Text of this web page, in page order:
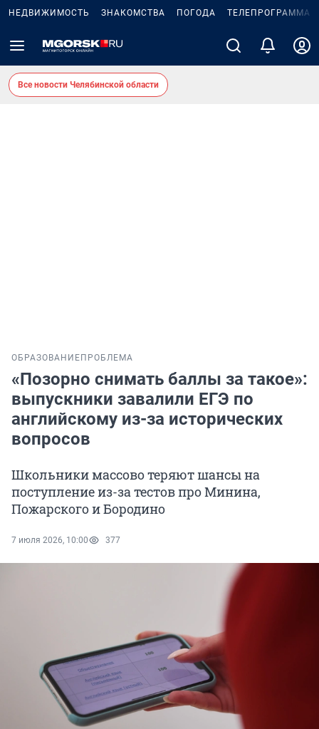
НЕДВИЖИМОСТЬ ЗНАКОМСТВА ПОГОДА ТЕЛЕПРОГРАММА
Все новости Челябинской области
ОБРАЗОВАНИЕ ПРОБЛЕМА
«Позорно снимать баллы за такое»:
выпускники завалили ЕГЭ по
английскому из-за исторических
вопросов
Школьники массово теряют шансы на
поступление из-за тестов про Минина,
Пожарского и Бородино
7 июля 2026, 10:00 377